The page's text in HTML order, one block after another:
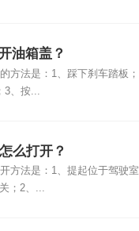
油箱盖？
方法是：1、踩下刹车踏板；
、按...
么打开？
方法是：1、提起位于驾驶室
；2、...